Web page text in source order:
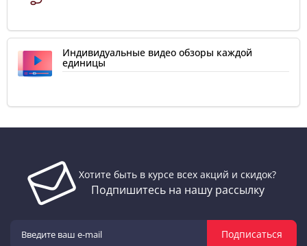
Индивидуальные видео обзоры каждой
единицы
Хотите быть в курсе всех акций и скидок?
Подпишитесь на нашу рассылку
Подписаться